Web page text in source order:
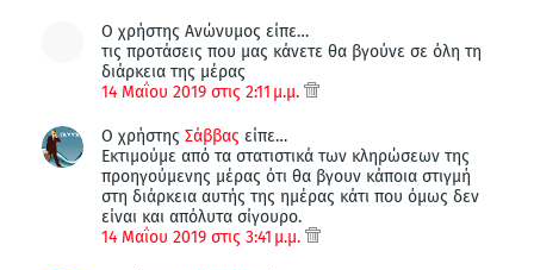
Ο χρήστης Ανώνυμος είπε…
τις προτάσεις που μας κάνετε θα βγούνε σε όλη τη
διάρκεια της μέρας
14 Μαΐου 2019 στις 2:11 μ.μ.
Ο χρήστης Σάββας είπε…
Εκτιμούμε από τα στατιστικά των κληρώσεων της
προηγούμενης μέρας ότι θα βγουν κάποια στιγμή
στη διάρκεια αυτής της ημέρας κάτι που όμως δεν
είναι και απόλυτα σίγουρο.
14 Μαΐου 2019 στις 3:41 μ.μ.